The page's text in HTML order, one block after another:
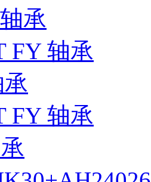
承
FY 轴承
FY 轴承